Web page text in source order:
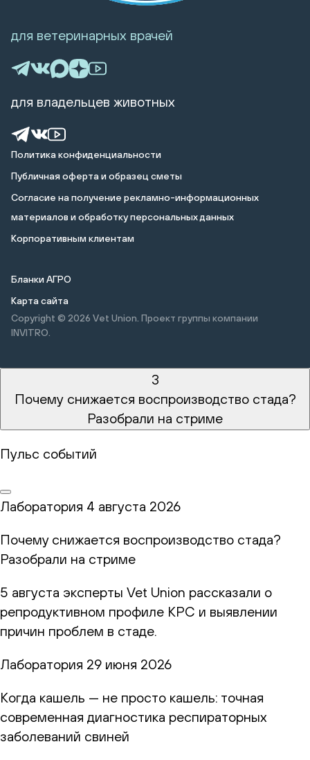
Политика конфиденциальности
Публичная оферта и образец сметы
Cогласие на получение рекламно-информационных
материалов и обработку персональных данных
Корпоративным клиентам
Бланки АГРО
Карта сайта
Copyright © 2026 Vet Union. Проект группы компании
INVITRO.
для ветеринарных врачей
для владельцев животных
3
Почему снижается воспроизводство стада?
Разобрали на стриме
Пульс событий
Лаборатория 4 августа 2026
Почему снижается воспроизводство стада?
Разобрали на стриме
5 августа эксперты Vet Union рассказали о
репродуктивном профиле КРС и выявлении
причин проблем в стаде.
Лаборатория 29 июня 2026
Когда кашель — не просто кашель: точная
современная диагностика респираторных
заболеваний свиней